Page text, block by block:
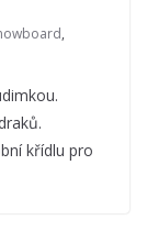
,
křídlu pro